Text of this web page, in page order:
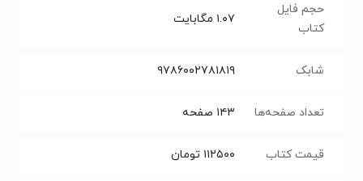
حجم فایل
کتاب
۱.۰۷ مگابایت
شابک ۹۷۸۶۰۰۲۷۸۱۸۱۹
تعداد صفحه‌ها ۱۴۳ صفحه
قیمت کتاب ۱۱۲۵۰۰ تومان